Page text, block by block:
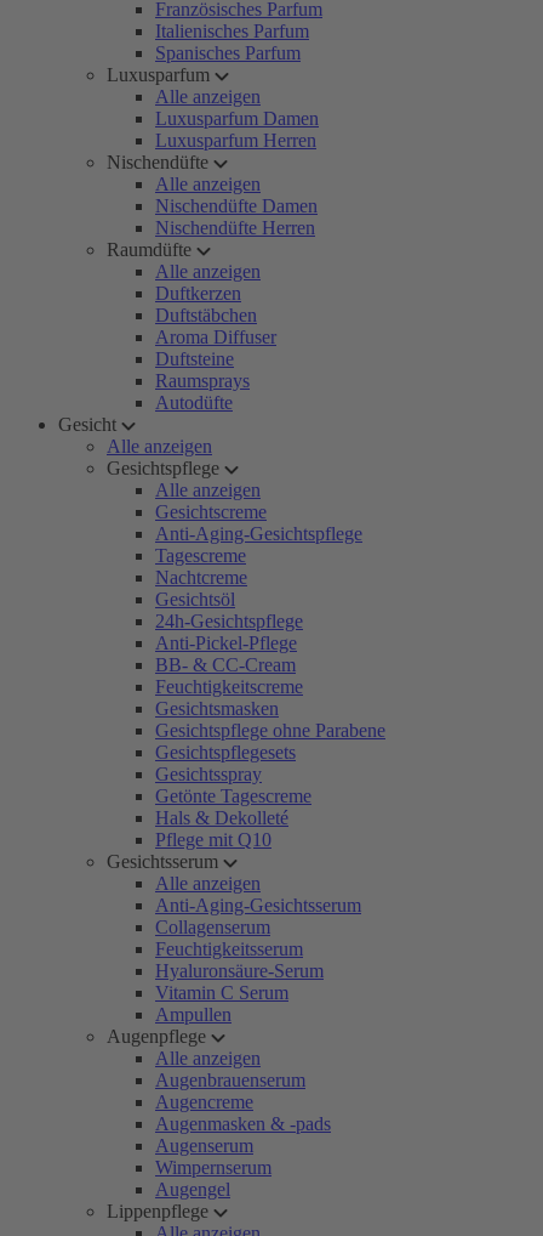
Französisches Parfum
Italienisches Parfum
Spanisches Parfum
Luxusparfum
Alle anzeigen
Luxusparfum Damen
Luxusparfum Herren
Nischendüfte
Alle anzeigen
Nischendüfte Damen
Nischendüfte Herren
Raumdüfte
Alle anzeigen
Duftkerzen
Duftstäbchen
Aroma Diffuser
Duftsteine
Raumsprays
Autodüfte
Gesicht
Alle anzeigen
Gesichtspflege
Alle anzeigen
Gesichtscreme
Anti-Aging-Gesichtspflege
Tagescreme
Nachtcreme
Gesichtsöl
24h-Gesichtspflege
Anti-Pickel-Pflege
BB- & CC-Cream
Feuchtigkeitscreme
Gesichtsmasken
Gesichtspflege ohne Parabene
Gesichtspflegesets
Gesichtsspray
Getönte Tagescreme
Hals & Dekolleté
Pflege mit Q10
Gesichtsserum
Alle anzeigen
Anti-Aging-Gesichtsserum
Collagenserum
Feuchtigkeitsserum
Hyaluronsäure-Serum
Vitamin C Serum
Ampullen
Augenpflege
Alle anzeigen
Augenbrauenserum
Augencreme
Augenmasken & -pads
Augenserum
Wimpernserum
Augengel
Lippenpflege